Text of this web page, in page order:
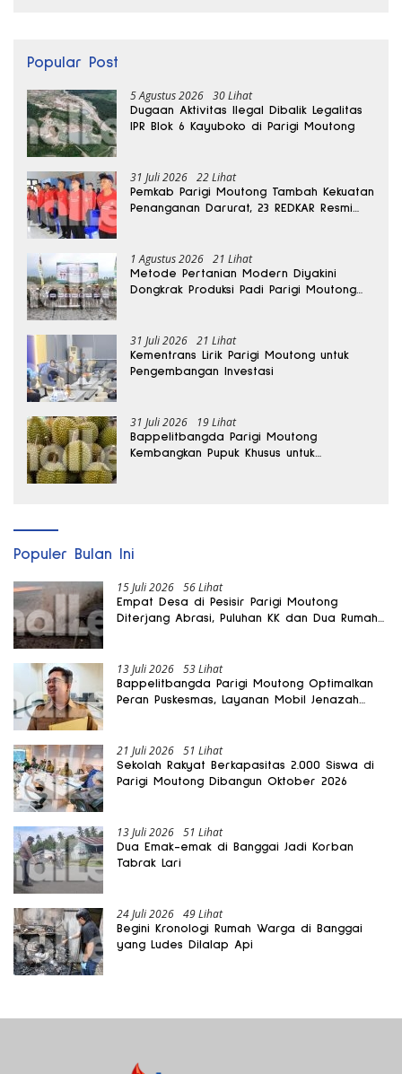
Popular Post
5 Agustus 2026 30 Lihat
Dugaan Aktivitas Ilegal Dibalik Legalitas
IPR Blok 6 Kayuboko di Parigi Moutong
31 Juli 2026 22 Lihat
Pemkab Parigi Moutong Tambah Kekuatan
Penanganan Darurat, 23 REDKAR Resmi
1 Agustus 2026 21 Lihat
Metode Pertanian Modern Diyakini
Dongkrak Produksi Padi Parigi Moutong
31 Juli 2026 21 Lihat
Kementrans Lirik Parigi Moutong untuk
Pengembangan Investasi
31 Juli 2026 19 Lihat
Bappelitbangda Parigi Moutong
Kembangkan Pupuk Khusus untuk
Populer Bulan Ini
15 Juli 2026 56 Lihat
Empat Desa di Pesisir Parigi Moutong
Diterjang Abrasi, Puluhan KK dan Dua Rumah
13 Juli 2026 53 Lihat
Bappelitbangda Parigi Moutong Optimalkan
Peran Puskesmas, Layanan Mobil Jenazah
21 Juli 2026 51 Lihat
Sekolah Rakyat Berkapasitas 2.000 Siswa di
Parigi Moutong Dibangun Oktober 2026
13 Juli 2026 51 Lihat
Dua Emak-emak di Banggai Jadi Korban
Tabrak Lari
24 Juli 2026 49 Lihat
Begini Kronologi Rumah Warga di Banggai
yang Ludes Dilalap Api